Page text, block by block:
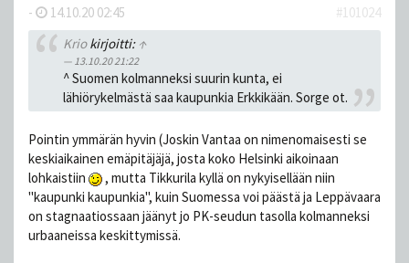
- 14.10.20 02:45
#101024
Kriokirjoitti: ↑
13.10.20 21:22
^ Suomen kolmanneksi suurin kunta, ei
lähiörykelmästä saa kaupunkia Erkkikään. Sorge ot.
Pointin ymmärän hyvin (Joskin Vantaa on nimenomaisesti se
keskiaikainen emäpitäjäjä, josta koko Helsinki aikoinaan
lohkaistiin
, mutta Tikkurila kyllä on nykyisellään niin
"kaupunki kaupunkia", kuin Suomessa voi päästä ja Leppävaara
on stagnaatiossaan jäänyt jo PK-seudun tasolla kolmanneksi
urbaaneissa keskittymissä.